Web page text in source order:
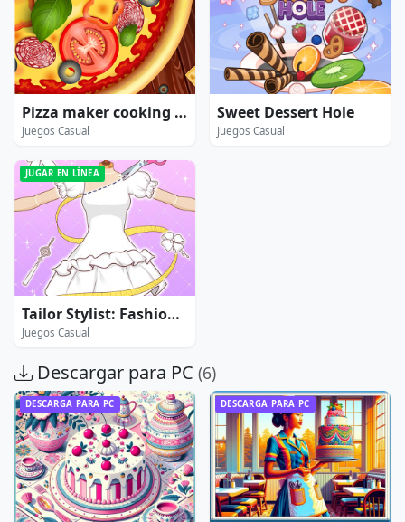
Pizza maker cooking and baking games for kids
Juegos Casual
Sweet Dessert Hole
Juegos Casual
JUGAR EN LÍNEA
Tailor Stylist: Fashion Diary
Juegos Casual
Descargar para PC (6)
DESCARGA PARA PC DESCARGA PARA PC